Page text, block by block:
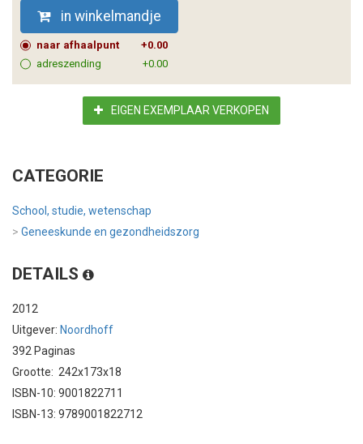
in winkelmandje
naar afhaalpunt
+0.00
adreszending
+0.00
EIGEN EXEMPLAAR VERKOPEN
CATEGORIE
School, studie, wetenschap
> Geneeskunde en gezondheidszorg
DETAILS
2012
Uitgever: Noordhoff
392 Paginas
Grootte: 242x173x18
ISBN-10: 9001822711
ISBN-13: 9789001822712